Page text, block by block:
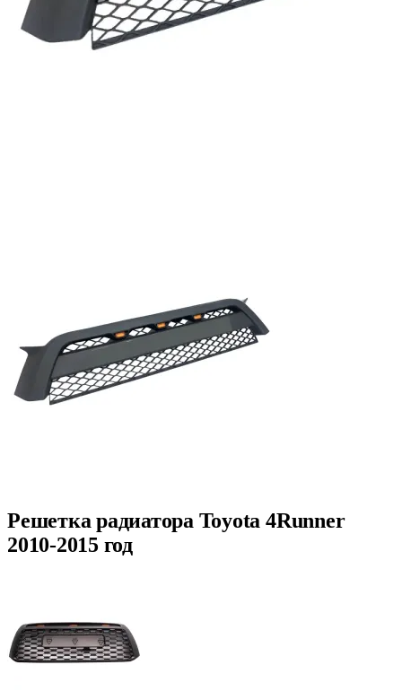
Решетка радиатора Toyota 4Runner
2010-2015 год